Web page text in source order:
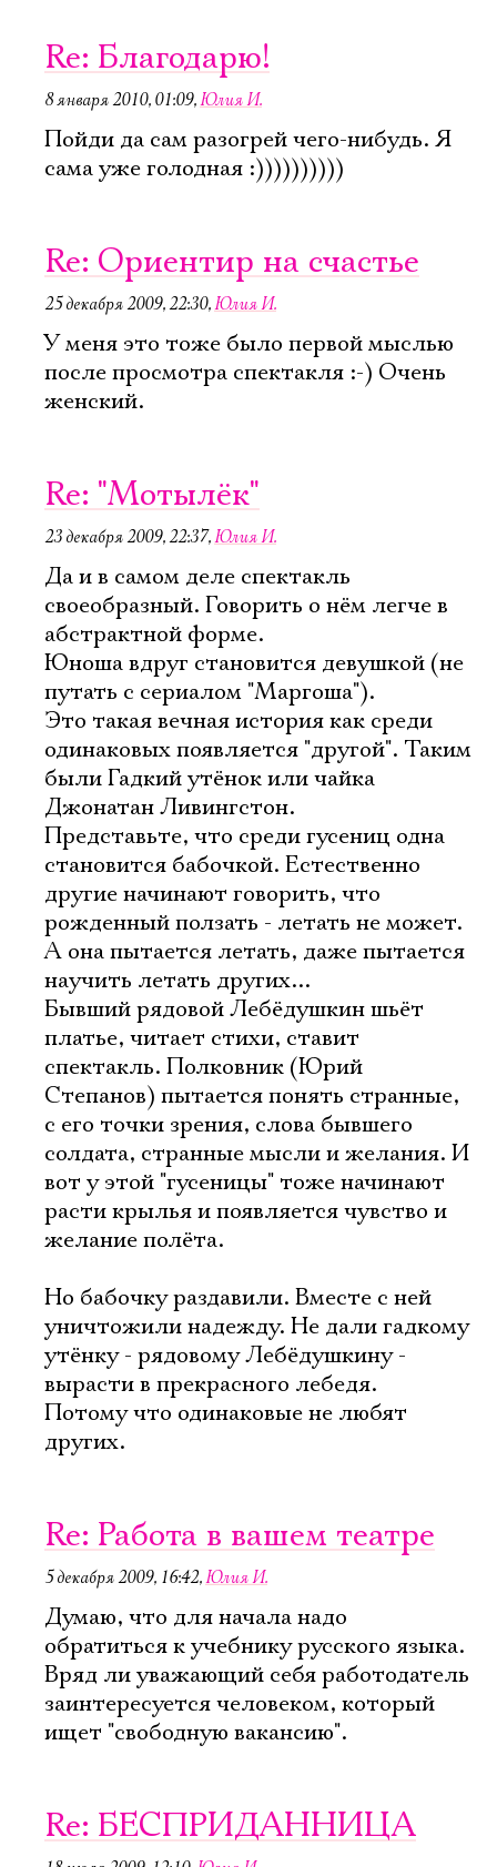
Re: Благодарю!
8 января 2010, 01:09,Юлия И.
Пойди да сам разогрей чего-нибудь. Я
сама уже голодная :))))))))))
Re: Ориентир на счастье
25 декабря 2009, 22:30,Юлия И.
У меня это тоже было первой мыслью
после просмотра спектакля :-) Очень
женский.
Re: "Мотылёк"
23 декабря 2009, 22:37,Юлия И.
Да и в самом деле спектакль
своеобразный. Говорить о нём легче в
абстрактной форме.
Юноша вдруг становится девушкой (не
путать с сериалом "Маргоша").
Это такая вечная история как среди
одинаковых появляется "другой". Таким
были Гадкий утёнок или чайка
Джонатан Ливингстон.
Представьте, что среди гусениц одна
становится бабочкой. Естественно
другие начинают говорить, что
рожденный ползать - летать не может.
А она пытается летать, даже пытается
научить летать других...
Бывший рядовой Лебёдушкин шьёт
платье, читает стихи, ставит
спектакль. Полковник (Юрий
Степанов) пытается понять странные,
с его точки зрения, слова бывшего
солдата, странные мысли и желания. И
вот у этой "гусеницы" тоже начинают
расти крылья и появляется чувство и
желание полёта.
Но бабочку раздавили. Вместе с ней
уничтожили надежду. Не дали гадкому
утёнку - рядовому Лебёдушкину -
вырасти в прекрасного лебедя.
Потому что одинаковые не любят
других.
Re: Работа в вашем театре
5 декабря 2009, 16:42,Юлия И.
Думаю, что для начала надо
обратиться к учебнику русского языка.
Вряд ли уважающий себя работодатель
заинтересуется человеком, который
ищет "свободную вакансию".
Re: БЕСПРИДАННИЦА